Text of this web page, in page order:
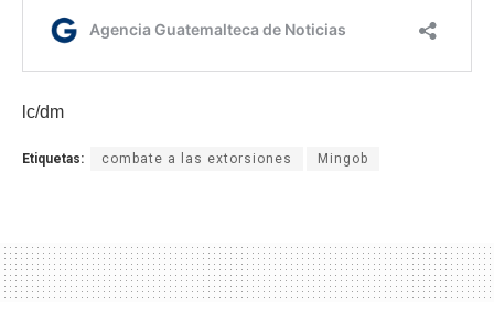
lc/dm
Etiquetas: combate a las extorsiones Mingob